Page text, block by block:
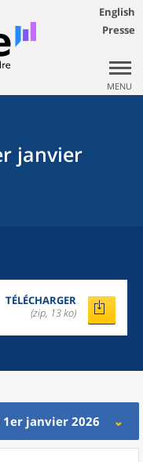
English
Presse
MENU
janvier
TÉLÉCHARGER
(zip, 13 ko)
janvier 2026